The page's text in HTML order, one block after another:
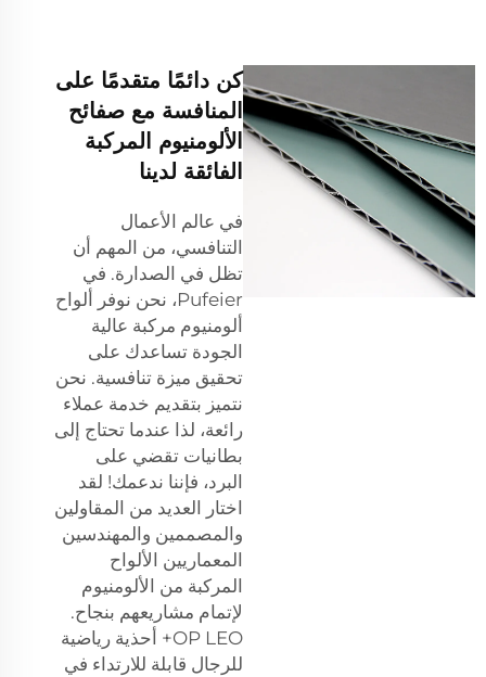
كن دائمًا متقدمًا على
المنافسة مع صفائح
الألومنيوم المركبة
الفائقة لدينا
في عالم الأعمال
التنافسي، من المهم أن
تظل في الصدارة. في
Pufeier، نحن نوفر ألواح
ألومنيوم مركبة عالية
الجودة تساعدك على
تحقيق ميزة تنافسية. نحن
نتميز بتقديم خدمة عملاء
رائعة، لذا عندما تحتاج إلى
بطانيات تقضي على
البرد، فإننا ندعمك! لقد
اختار العديد من المقاولين
والمصممين والمهندسين
المعماريين الألواح
المركبة من الألومنيوم
لإتمام مشاريعهم بنجاح.
OP LEO+ أحذية رياضية
للرجال قابلة للارتداء في